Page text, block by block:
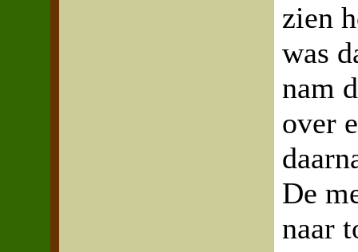
zien
was
nam
over
De
naar